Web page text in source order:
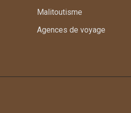
Malitoutisme
Agences de voyage